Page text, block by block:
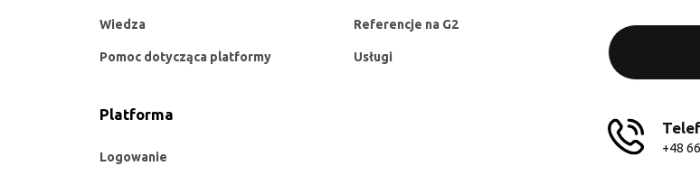
Wiedza
Pomoc dotycząca platformy
Referencje na G2
Usługi
Platforma
Logowanie
+48